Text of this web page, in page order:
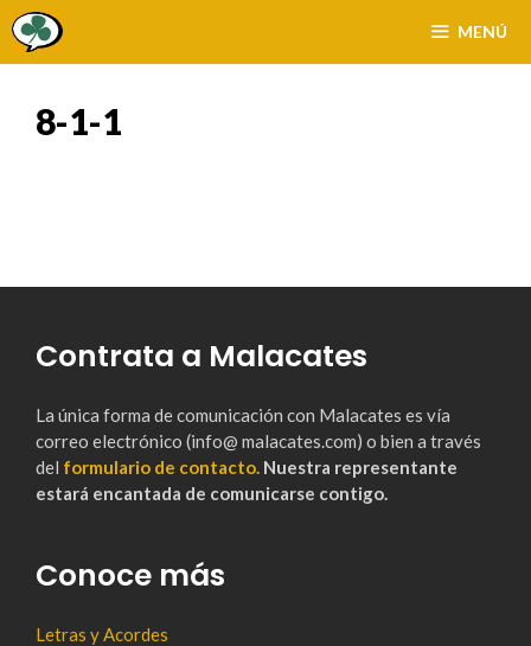
Saltar
MENÚ
8-1-1
Contrata a Malacates
La única forma de comunicación con Malacates es vía
correo electrónico (info@ malacates.com) o bien a través
del formulario de contacto. Nuestra representante
estará encantada de comunicarse contigo.
Conoce más
Letras y Acordes